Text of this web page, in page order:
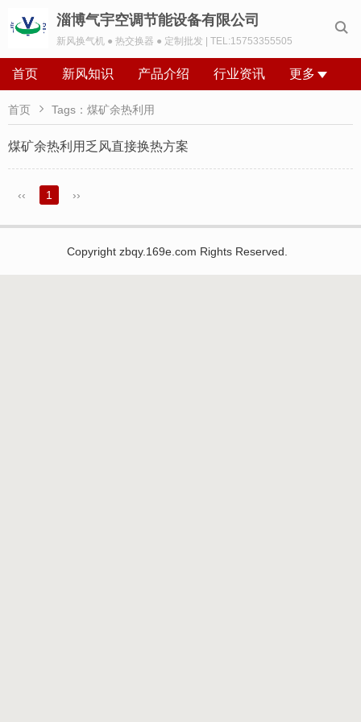

淄博气宇空调节能设备有限公司
新风换气机 ● 热交换器 ● 定制批发 | TEL:15753355505
首页 新风知识 产品介绍 行业资讯 更多
首页  Tags：煤矿余热利用
煤矿余热利用乏风直接换热方案
‹‹ 1 ››
Copyright zbqy.169e.com Rights Reserved.